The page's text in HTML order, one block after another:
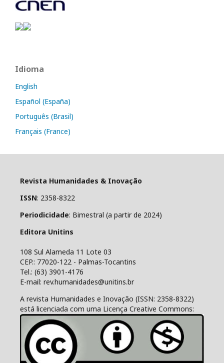
Idioma
English
Español (España)
Português (Brasil)
Français (France)
Revista Humanidades & Inovação
ISSN: 2358-8322
Periodicidade: Bimestral (a partir de 2024)
Editora Unitins
108 Sul Alameda 11 Lote 03
CEP.: 77020-122 - Palmas-Tocantins
Tel.: (63) 3901-4176
E-mail: rev.humanidades@unitins.br
A revista Humanidades e Inovação (ISSN: 2358-8322)
está licenciada com uma Licença Creative Commons: